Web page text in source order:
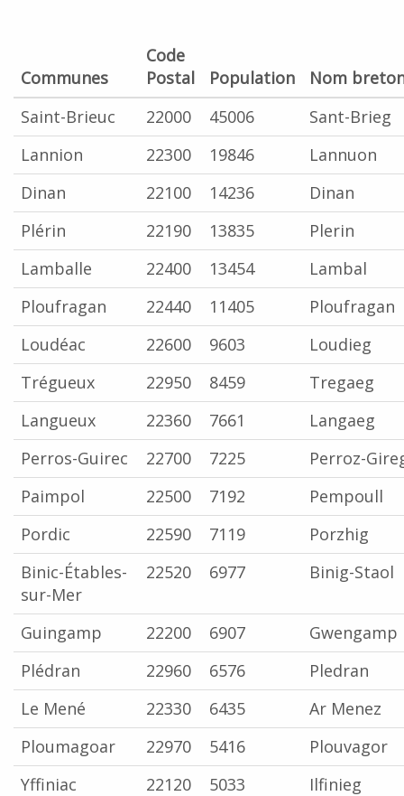
Communes
Code
Postal
Population
Nom
Saint-Brieuc
22000 45006
Sant-Brieg
Lannion
22300 19846
Lannuon
Dinan
22100 14236
Dinan
Plérin
22190 13835
Plerin
Lamballe
22400 13454
Lambal
Ploufragan
22440 11405
Ploufragan
Loudéac
22600 9603
Loudieg
Trégueux
22950 8459
Tregaeg
Langueux
22360 7661
Langaeg
Perros-Guirec
22700 7225
Perroz-
Paimpol
22500 7192
Pempoull
Pordic
22590 7119
Porzhig
Binic-Étables-
sur-Mer
22520 6977 Binig-Staol
Guingamp 22200 6907
Gwengamp
Plédran
22960 6576
Pledran
Le Mené
22330 6435
Ar Menez
Ploumagoar
22970 5416
Plouvagor
Yffiniac
22120 5033
Ilfinieg